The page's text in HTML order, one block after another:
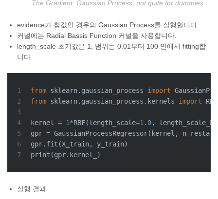
The Gradient: Gaussian Process, not quite for dummies
evidence가 참값인 경우의 Gaussian Process를 실행합니다.
커널에는 Radial Bassis Function 커널을 사용합니다.
length_scale 초기값은 1, 범위는 0.01부터 100 안에서 fitting합
니다.
1
2
3
4
5
6
7
from sklearn.gaussian_process import
from sklearn.gaussian_process.kernels import RBF
kernel = 1*RBF(length_scale=1.0,
gpr = GaussianProcessRegressor(kernel,
gpr.fit(X_train, y_train)
print (gpr.kernel_)
실행 결과